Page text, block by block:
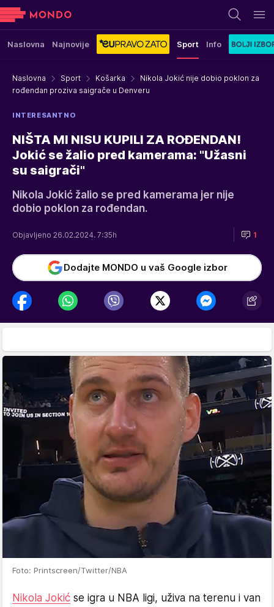
Naslovna Najnovije Sport Info
Naslovna Sport Košarka
Nikola Jokić nije dobio poklon za
rođendan proziva saigrače u Denveru
INTERESANTNO
NIŠTA MI NISU KUPILI ZA ROĐENDAN!
Jokić se žalio pred kamerama: "Užasni
su saigrači"
Nikola Jokić žalio se pred kamerama jer nije
dobio poklon za rođendan.
Objavljeno 26.02.2024. 7:35h 1
Dodajte MONDO u vaš Google izbor
Foto: Printscreen/Twitter/NBA
Nikola Jokić se igra u NBA ligi, uživa na terenu i van